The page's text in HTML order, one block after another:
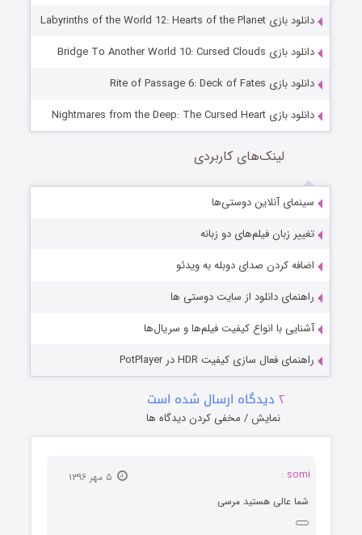
دانلود بازی Labyrinths of the World 12: Hearts of the Planet
دانلود بازی Bridge To Another World 10: Cursed Clouds
دانلود بازی Rite of Passage 6: Deck of Fates
دانلود بازی Nightmares from the Deep: The Cursed Heart
لینک‌های کاربردی
سینمای آنلاین دوستی‌ها
تغییر زبان فیلم‌های دو زبانه
اضافه کردن صدای دوبله به ویدئو
راهنمای دانلود از سایت دوستی ها
آشنایی با انواع کیفیت فیلم‌ها و سریال‌ها
راهنمای فعال سازی کیفیت HDR در PotPlayer
۲ دیدگاه ارسال شده است
نمایش / مخفی کردن دیدگاه ها
somi :
شما عالی هستید مرسی